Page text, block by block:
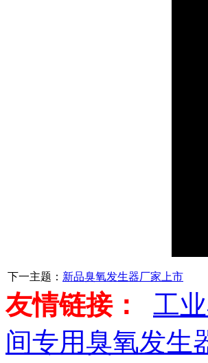
下一主题： 新品臭氧发生器厂家上市
友情链接：
工
间专用臭氧发生